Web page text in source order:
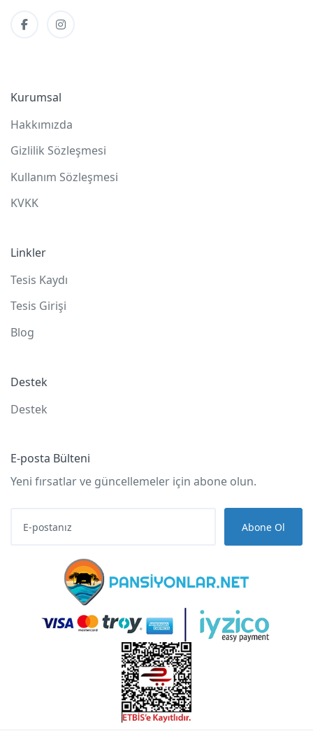
Kurumsal
Hakkımızda
Gizlilik Sözleşmesi
Kullanım Sözleşmesi
KVKK
Linkler
Tesis Kaydı
Tesis Girişi
Blog
Destek
Destek
E-posta Bülteni
Yeni fırsatlar ve güncellemeler için abone olun.
Abone Ol